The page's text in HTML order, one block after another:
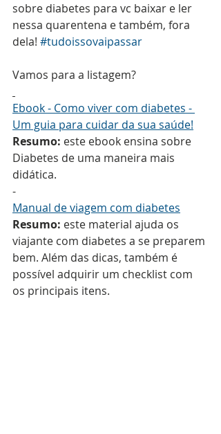
sobre diabetes para vc baixar e ler
nessa quarentena e também, fora
dela! #tudoissovaipassar
Vamos para a listagem?
Ebook - Como viver com diabetes -
Um guia para cuidar da sua saúde!
Resumo: este ebook ensina sobre
Diabetes de uma maneira mais
didática.
-
Manual de viagem com diabetes
Resumo: este material ajuda os
viajante com diabetes a se preparem
bem. Além das dicas, também é
possível adquirir um checklist com
os principais itens.